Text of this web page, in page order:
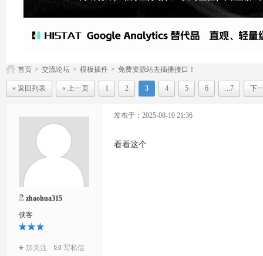
首页 > 交流论坛 > 模板插件 > 免费资源站去插播接口！
« 返回列表 « 上一页 1 2 3 4 5 6 ...7 下
zhaohua315
侠客
加关注 写私信
发布于：2025-08-10 21:36
看看这个